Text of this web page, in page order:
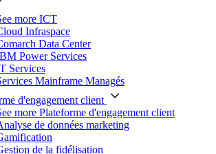
more ICT
Infraspace
Data Center
Power Services
Services
Mainframe Managés
d'engagement client
more Plateforme d'engagement client
de données marketing
de la fidélisation